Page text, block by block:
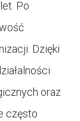
Po
Dzięki
oraz
często